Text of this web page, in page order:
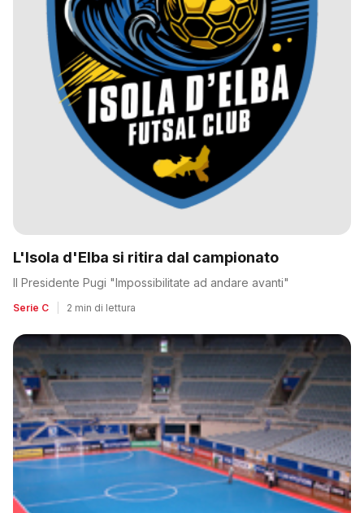
L'Isola d'Elba si ritira dal campionato
Il Presidente Pugi "Impossibilitate ad andare avanti"
Serie C 2 min di lettura